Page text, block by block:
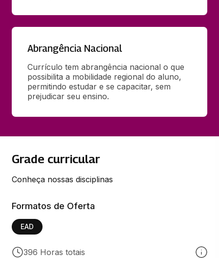
Abrangência Nacional
Currículo tem abrangência nacional o que
possibilita a mobilidade regional do aluno,
permitindo estudar e se capacitar, sem
prejudicar seu ensino.
Grade curricular
Conheça nossas disciplinas
Formatos de Oferta
EAD
396 Horas totais